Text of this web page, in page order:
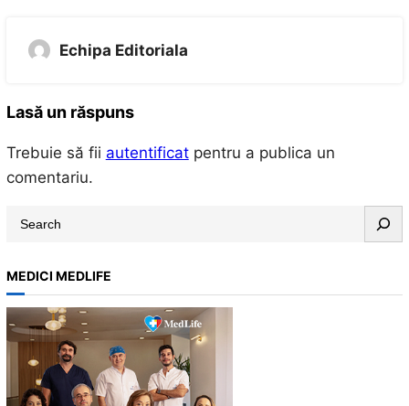
Echipa Editoriala
Lasă un răspuns
Trebuie să fii autentificatpentru a publica un
comentariu.
r
c
h
MEDICI MEDLIFE